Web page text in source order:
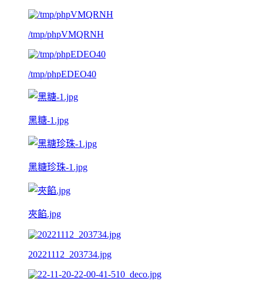
/tmp/phpVMQRNH
/tmp/phpEDEO40
黑糖-1.jpg
黑糖珍珠-1.jpg
夾餡.jpg
20221112_203734.jpg